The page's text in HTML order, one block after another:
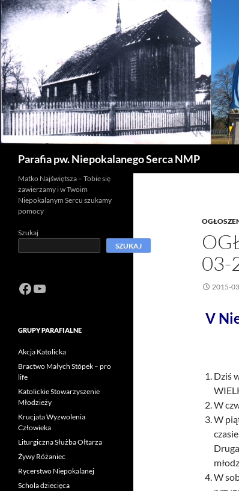
Parafia pw. Niepokalanego Serca NMP
03-
2015-
V
Dziś
W
W
W
Matko Najświętsza – Tobie się
zawierzamy i w Twoim
Niepokalanym Sercu szukamy
pomocy
Szukaj
SZUKAJ
Facebook
https://www.youtube.com/
GRUPY PARAFIALNE
Akcja Katolicka
Bractwo Małych Stópek – pro
life
Katolickie Stowarzyszenie
Młodzieży
Krucjata Wyzwolenia
Człowieka
Liturgiczna Służba Ołtarza
Żywy Różaniec
Rycerstwo Niepokalanej
Schola dziecięca